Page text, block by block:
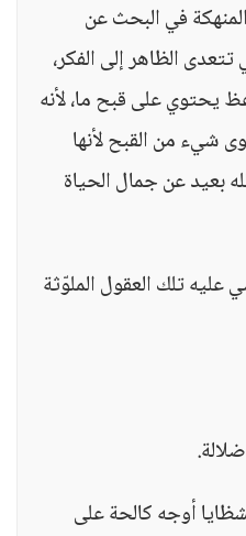
في البحث عن
الظاهر إلى الفكر،
يحتوي على قبح ما، لأنه
شيء من القبح لأنها
بعيد عن جمال الحياة
تلك العقول الملوّثة
أوجه كالحة على